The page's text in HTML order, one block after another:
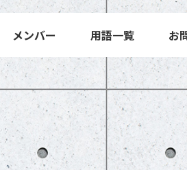
メンバー 用語一覧 お